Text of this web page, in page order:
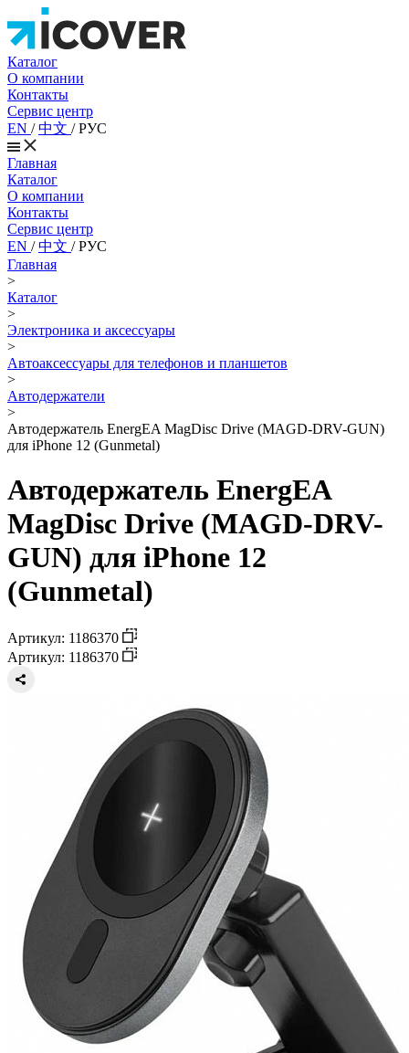
Каталог
О компании
Контакты
Сервис центр
EN /中文 /РУС
Главная
Каталог
О компании
Контакты
Сервис центр
EN /中文 /РУС
Главная
>
Каталог
>
Электроника и аксессуары
>
Автоаксессуары для телефонов и планшетов
>
Автодержатели
>
Автодержатель EnergEA MagDisc Drive (MAGD-DRV-GUN)
для iPhone 12 (Gunmetal)
Автодержатель EnergEA
MagDisc Drive (MAGD-DRV-
GUN) для iPhone 12
(Gunmetal)
Артикул: 1186370
Артикул: 1186370